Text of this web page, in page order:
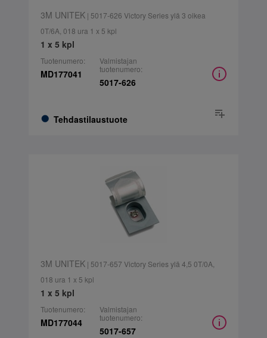
3M UNITEK| 5017-626 Victory Series ylä 3 oikea
0T/6A, 018 ura 1 x 5 kpl
1 x 5 kpl
Tuotenumero:
MD177041
Tehdastilaustuote
Valmistajan
tuotenumero:
5017-626
3M UNITEK| 5017-657 Victory Series ylä 4,5 0T/0A,
018 ura 1 x 5 kpl
1 x 5 kpl
Tuotenumero:
MD177044
Valmistajan
tuotenumero:
5017-657